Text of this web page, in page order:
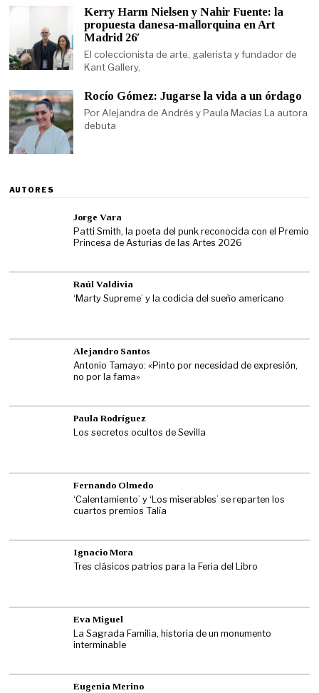
Kerry Harm Nielsen y Nahir Fuente: la
propuesta danesa-mallorquina en Art
Madrid 26′
El coleccionista de arte, galerista y fundador de
Kant Gallery,
Rocío Gómez: Jugarse la vida a un órdago
Por Alejandra de Andrés y Paula Macías La autora
debuta
AUTORES
Jorge Vara
Patti Smith, la poeta del punk reconocida con el Premio
Princesa de Asturias de las Artes 2026
Raúl Valdivia
‘Marty Supreme’ y la codicia del sueño americano
Alejandro Santos
Antonio Tamayo: «Pinto por necesidad de expresión,
no por la fama»
Paula Rodríguez
Los secretos ocultos de Sevilla
Fernando Olmedo
‘Calentamiento’ y ‘Los miserables’ se reparten los
cuartos premios Talía
Ignacio Mora
Tres clásicos patrios para la Feria del Libro
Eva Miguel
La Sagrada Familia, historia de un monumento
interminable
Eugenia Merino